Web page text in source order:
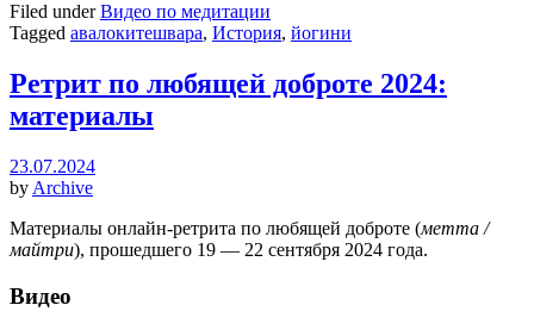
Filed underВидео по медитации
Tagged авалокитешвара, История, йогини
Ретрит по любящей доброте 2024:
материалы
23.07.2024
by Archive
Материалы онлайн-ретрита по любящей доброте (метта /
майтри), прошедшего 19 — 22 сентября 2024 года.
Видео